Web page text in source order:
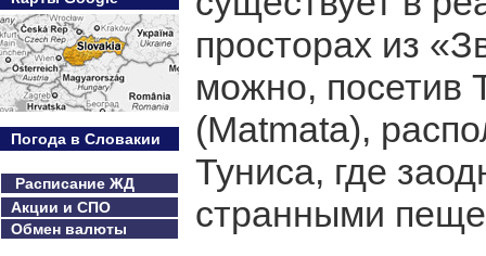
Погода в Словакии
Расписание ЖД
Акции и СПО
Обмен валюты
просторах из
можно, посетив
(Matmata),
Туниса, где
странными